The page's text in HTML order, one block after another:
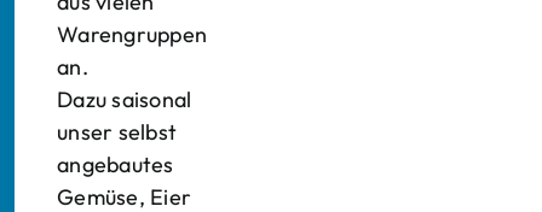
Warengruppen
an.
Dazu saisonal
unser selbst
angebautes
Gemüse, Eier